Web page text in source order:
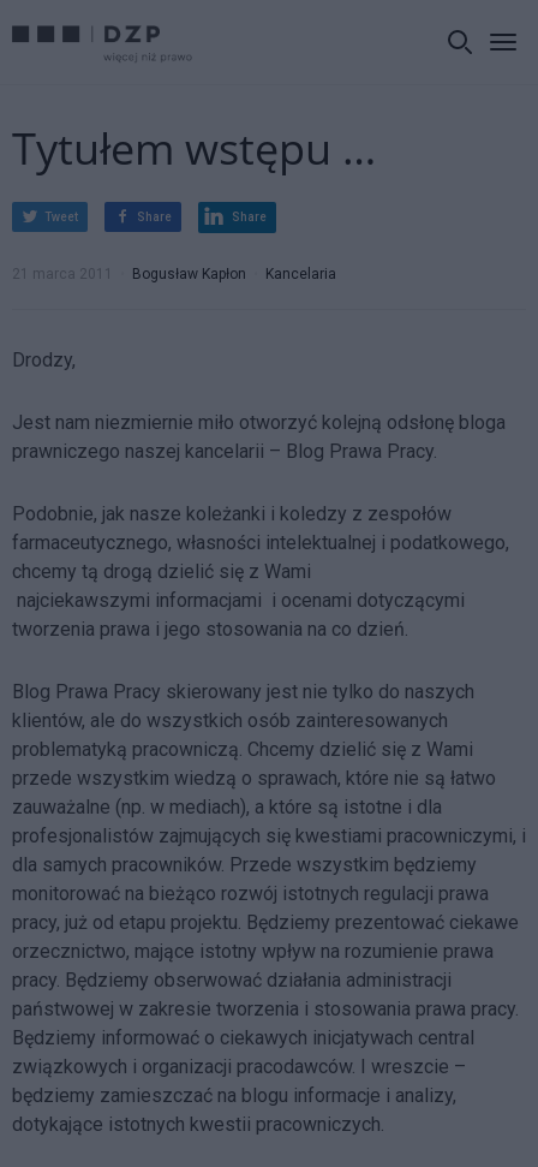
Tytułem wstępu …
Tweet Share Share
21 marca 2011 Bogusław Kapłon Kancelaria
Drodzy,
Jest nam niezmiernie miło otworzyć kolejną odsłonę bloga
prawniczego naszej kancelarii – Blog Prawa Pracy.
Podobnie, jak nasze koleżanki i koledzy z zespołów
farmaceutycznego, własności intelektualnej i podatkowego,
chcemy tą drogą dzielić się z Wami
najciekawszymi informacjami i ocenami dotyczącymi
tworzenia prawa i jego stosowania na co dzień.
Blog Prawa Pracy skierowany jest nie tylko do naszych
klientów, ale do wszystkich osób zainteresowanych
problematyką pracowniczą. Chcemy dzielić się z Wami
przede wszystkim wiedzą o sprawach, które nie są łatwo
zauważalne (np. w mediach), a które są istotne i dla
profesjonalistów zajmujących się kwestiami pracowniczymi, i
dla samych pracowników. Przede wszystkim będziemy
monitorować na bieżąco rozwój istotnych regulacji prawa
pracy, już od etapu projektu. Będziemy prezentować ciekawe
orzecznictwo, mające istotny wpływ na rozumienie prawa
pracy. Będziemy obserwować działania administracji
państwowej w zakresie tworzenia i stosowania prawa pracy.
Będziemy informować o ciekawych inicjatywach central
związkowych i organizacji pracodawców. I wreszcie –
będziemy zamieszczać na blogu informacje i analizy,
dotykające istotnych kwestii pracowniczych.